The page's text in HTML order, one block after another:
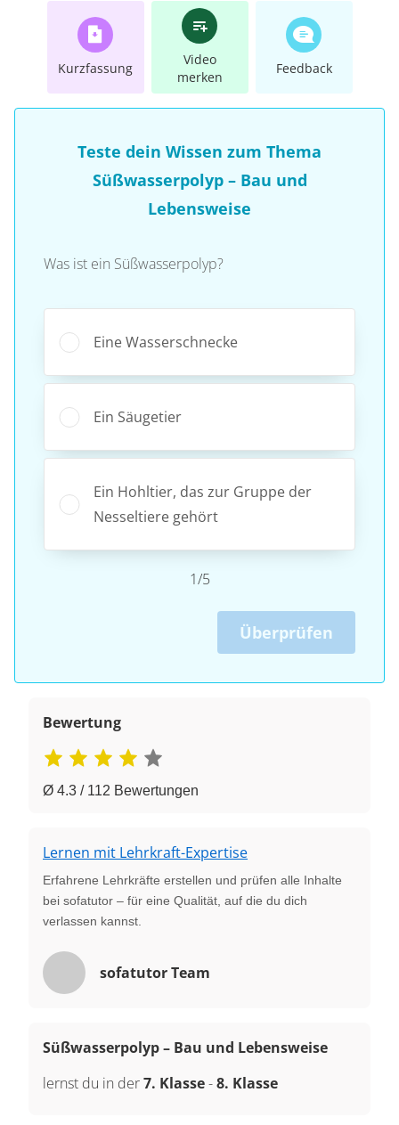
Kurzfassung
Video
merken
Feedback
Teste dein Wissen zum Thema
Süßwasserpolyp – Bau und
Lebensweise
Was ist ein Süßwasserpolyp?
Eine Wasserschnecke
Ein Säugetier
Ein Hohltier, das zur Gruppe der
Nesseltiere gehört
1/5
Überprüfen
Bewertung
Ø 4.3 / 112 Bewertungen
Lernen mit Lehrkraft-Expertise
Erfahrene Lehrkräfte erstellen und prüfen alle Inhalte
bei sofatutor – für eine Qualität, auf die du dich
verlassen kannst.
sofatutor Team
Süßwasserpolyp – Bau und Lebensweise
lernst du in der7. Klasse-8. Klasse